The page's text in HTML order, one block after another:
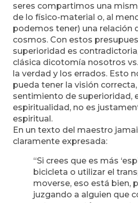
seres compartimos una
de lo físico-material o, al
podemos tener) una relación
cosmos. Con estos
superioridad es
clásica dicotomía nosotros
la verdad y los errados. Esto
pueda tener la visión
sentimiento de superioridad,
espiritualidad, no es
espiritual.
En un texto del maestro
claramente expresada:
“Si crees que es más
bicicleta o utilizar el
moverse, eso está bien,
juzgando a alguien que